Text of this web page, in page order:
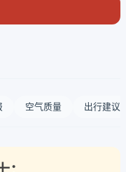
空气质量 出行建议